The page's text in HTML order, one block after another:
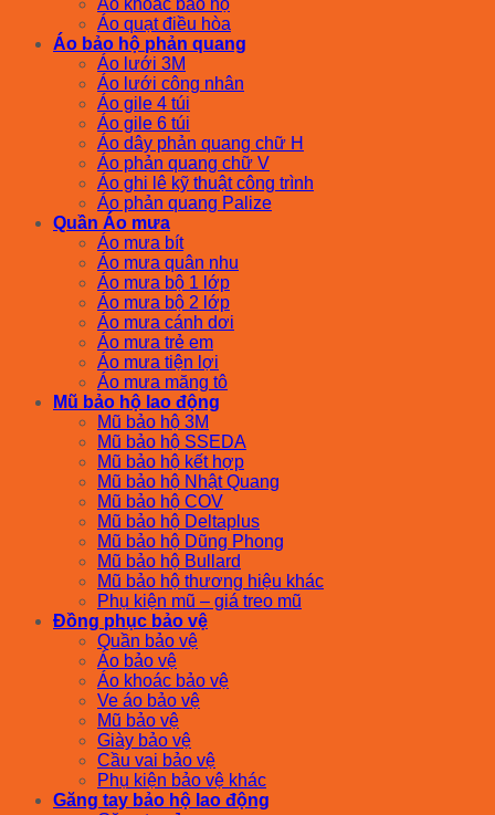
Áo quạt điều hòa
Áo bảo hộ phản quang
Áo lưới 3M
Áo lưới công nhân
Áo gile 4 túi
Áo gile 6 túi
Áo dây phản quang chữ H
Áo phản quang chữ V
Áo ghi lê kỹ thuật công trình
Áo phản quang Palize
Quần Áo mưa
Áo mưa bít
Áo mưa quân nhu
Áo mưa bộ 1 lớp
Áo mưa bộ 2 lớp
Áo mưa cánh dơi
Áo mưa trẻ em
Áo mưa tiện lợi
Áo mưa măng tô
Mũ bảo hộ lao động
Mũ bảo hộ 3M
Mũ bảo hộ SSEDA
Mũ bảo hộ kết hợp
Mũ bảo hộ Nhật Quang
Mũ bảo hộ COV
Mũ bảo hộ Deltaplus
Mũ bảo hộ Dũng Phong
Mũ bảo hộ Bullard
Mũ bảo hộ thương hiệu khác
Phụ kiện mũ – giá treo mũ
Đồng phục bảo vệ
Quần bảo vệ
Áo bảo vệ
Áo khoác bảo vệ
Ve áo bảo vệ
Mũ bảo vệ
Giày bảo vệ
Cầu vai bảo vệ
Phụ kiện bảo vệ khác
Găng tay bảo hộ lao động